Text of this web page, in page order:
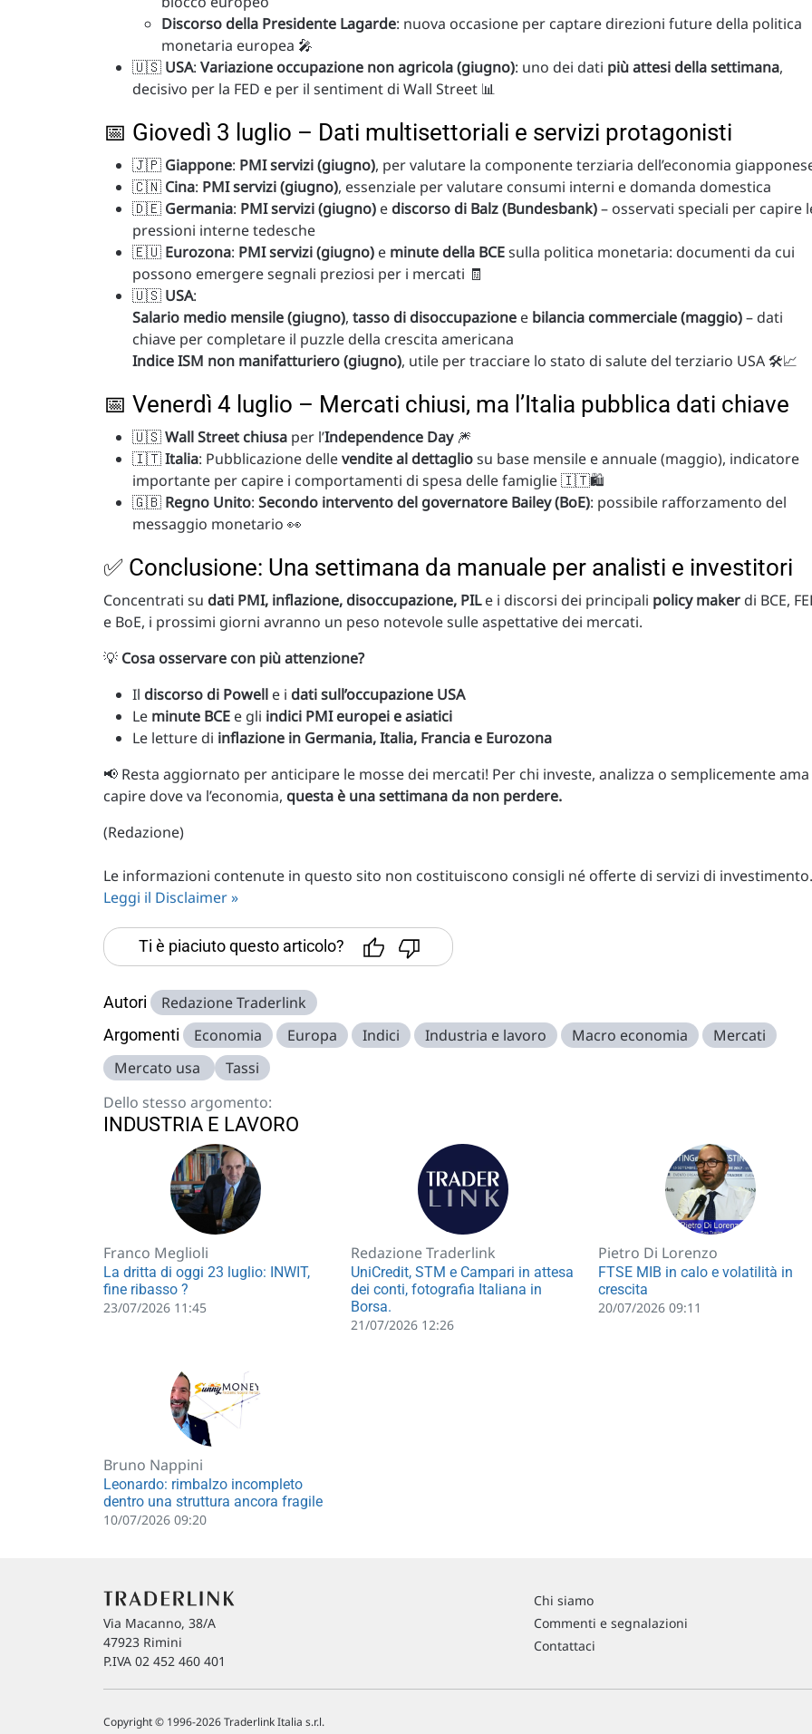
Discorso della Presidente Lagarde: nuova occasione per captare direzioni future della politica
monetaria europea 🎤
🇺🇸 USA: Variazione occupazione non agricola (giugno): uno dei dati più attesi della settimana,
decisivo per la FED e per il sentiment di Wall Street 📊
📅 Giovedì 3 luglio – Dati multisettoriali e servizi protagonisti
🇯🇵 Giappone: PMI servizi (giugno), per valutare la componente terziaria dell’economia
🇨🇳 Cina: PMI servizi (giugno), essenziale per valutare consumi interni e domanda domestica
🇩🇪 Germania: PMI servizi (giugno) e discorso di Balz (Bundesbank)– osservati speciali per capire
pressioni interne tedesche
🇪🇺 Eurozona: PMI servizi (giugno) e minute della BCEsulla politica monetaria: documenti da cui
possono emergere segnali preziosi per i mercati 🧾
🇺🇸 USA:
Salario medio mensile (giugno), tasso di disoccupazione e bilancia commerciale (maggio)– dati
chiave per completare il puzzle della crescita americana
Indice ISM non manifatturiero (giugno), utile per tracciare lo stato di salute del terziario USA 🛠️📈
📅 Venerdì 4 luglio – Mercati chiusi, ma l’Italia pubblica dati chiave
🇺🇸Wall Street chiusa per l’Independence Day🎆
🇮🇹Italia: Pubblicazione dellevendite al dettagliosu base mensile e annuale (maggio), indicatore
importante per capire i comportamenti di spesa delle famiglie 🇮🇹🛍️
🇬🇧 Regno Unito: Secondo intervento del governatore Bailey (BoE): possibile rafforzamento del
messaggio monetario 👀
✅ Conclusione: Una settimana da manuale per analisti e investitori
Concentrati su dati PMI, inflazione, disoccupazione, PILe i discorsi dei principali policy maker di BCE,
e BoE, i prossimi giorni avranno un peso notevole sulle aspettative dei mercati.
💡 Cosa osservare con più attenzione?
Il discorso di Powell e i dati sull’occupazione USA
Le minute BCE e gli indici PMI europei e asiatici
Le letture di inflazione in Germania, Italia, Francia e Eurozona
📢 Resta aggiornato per anticipare le mosse dei mercati! Per chi investe, analizza o semplicemente ama
capire dove va l’economia, questa è una settimana da non perdere.
(Redazione)
Le informazioni contenute in questo sito non costituiscono consigli né offerte di servizi di investimento.
Leggi il Disclaimer »
Ti è piaciuto questo articolo?
Autori Redazione Traderlink
Argomenti Economia Europa Indici Industria e lavoro Macro economia
Mercati
Mercato usa
Tassi
Dello stesso argomento:
INDUSTRIA E LAVORO
Franco Meglioli
La dritta di oggi 23 luglio: INWIT,
fine ribasso ?
23/07/2026 11:45
Redazione Traderlink
UniCredit, STM e Campari in attesa
dei conti, fotografia Italiana in
Borsa.
21/07/2026 12:26
Pietro Di Lorenzo
FTSE MIB in calo e volatilità in
crescita
20/07/2026 09:11
Bruno Nappini
Leonardo: rimbalzo incompleto
dentro una struttura ancora fragile
10/07/2026 09:20
Via Macanno, 38/A
47923 Rimini
P.IVA 02 452 460 401
Chi siamo
Commenti e segnalazioni
Contattaci
Copyright © 1996-2026 Traderlink Italia s.r.l.